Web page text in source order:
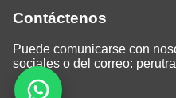
Contáctenos
Puede comunicarse con
sociales o del correo: